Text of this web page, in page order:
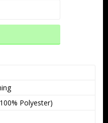
Polyester)